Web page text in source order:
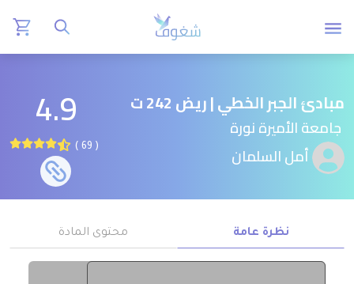
مبادئ الجبر الخطي | ريض 242 ت
جامعة الأميرة نورة
أمل السلمان
4.9
( 69 )
نظرة عامة محتوى المادة